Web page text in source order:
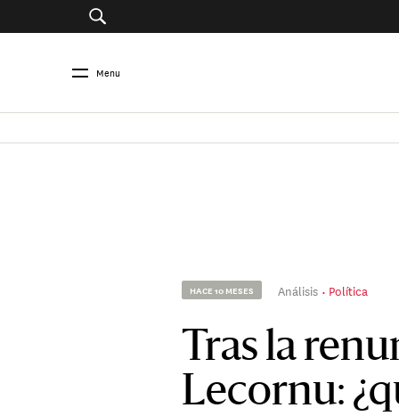
Menu
HACE 10 MESES Análisis Política
Tras la
Lecornu: